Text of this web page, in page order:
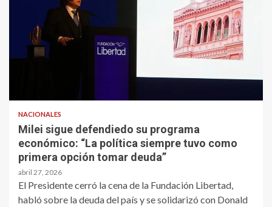
NACIONALES
Milei sigue defendiedo su programa
económico: “La política siempre tuvo como
primera opción tomar deuda”
abril 27, 2026
El Presidente cerró la cena de la Fundación Libertad,
habló sobre la deuda del país y se solidarizó con Donald